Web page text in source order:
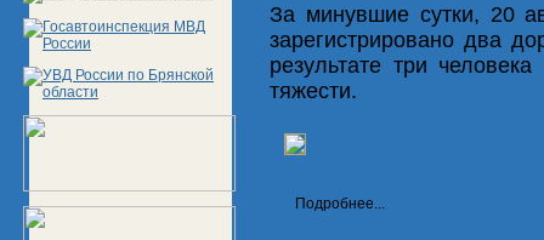
За минувшие сутки, 20
зарегистрировано два
результате три
тяжести.
Подробнее...